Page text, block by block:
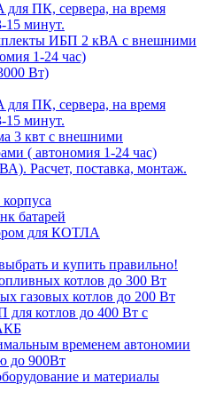
ПК, сервера, на время
15 минут.
ИБП 2 кВА с внешними
1-24 час)
Вт)
ПК, сервера, на время
15 минут.
3 квт с внешними
( автономия 1-24 час)
Расчет, поставка, монтаж.
батарей
для КОТЛА
и купить правильно!
котлов до 300 Вт
газовых котлов до 200 Вт
котлов до 400 Вт с
временем автономии
до 900Вт
и материалы